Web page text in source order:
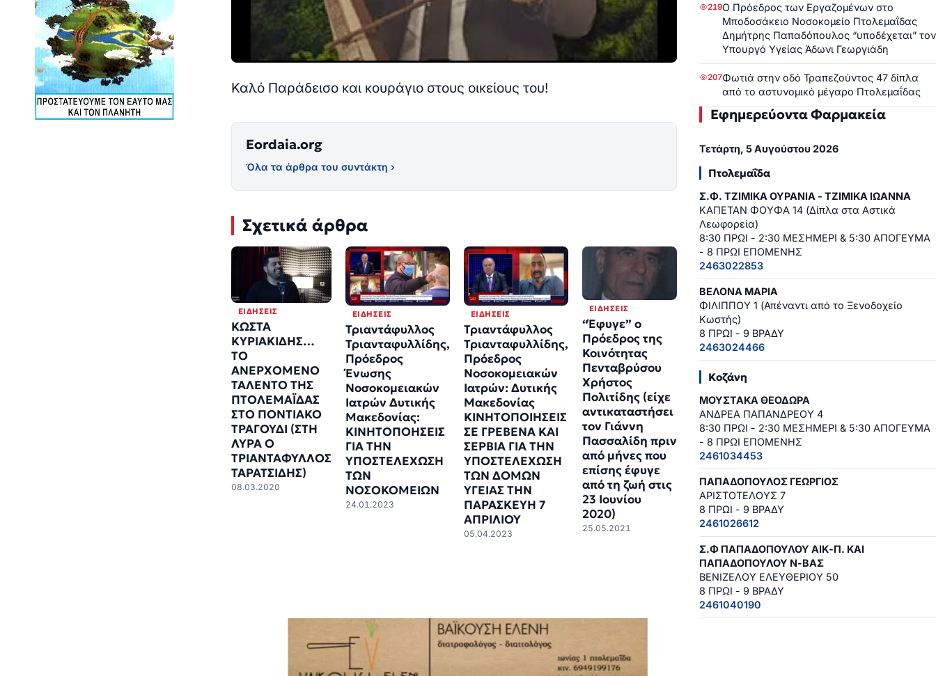
Καλό Παράδεισο και κουράγιο στους οικείους του!
Eordaia.org
Όλα τα άρθρα του συντάκτη ›
Σχετικά άρθρα
ΕΙΔΉΣΕΙΣ
ΚΩΣΤΑ
ΚΥΡΙΑΚΙΔΗΣ…
ΤΟ
ΑΝΕΡΧΟΜΕΝΟ
ΤΑΛΕΝΤΟ ΤΗΣ
ΠΤΟΛΕΜΑΪΔΑΣ
ΣΤΟ ΠΟΝΤΙΑΚΟ
ΤΡΑΓΟΥΔΙ (ΣΤΗ
ΛΥΡΑ Ο
ΤΡΙΑΝΤΑΦΥΛΛΟΣ
ΤΑΡΑΤΣΙΔΗΣ)
08.03.2020
ΕΙΔΉΣΕΙΣ
Τριαντάφυλλος
Τριανταφυλλίδης,
Πρόεδρος
Ένωσης
Νοσοκομειακών
Ιατρών Δυτικής
Μακεδονίας:
ΚΙΝΗΤΟΠΟΗΣΕΙΣ
ΓΙΑ ΤΗΝ
ΥΠΟΣΤΕΛΕΧΩΣΗ
ΤΩΝ
ΝΟΣΟΚΟΜΕΙΩΝ
24.01.2023
ΕΙΔΉΣΕΙΣ
Τριαντάφυλλος
Τριανταφυλλίδης,
Πρόεδρος
Νοσοκομειακών
Ιατρών: Δυτικής
Μακεδονίας
ΚΙΝΗΤΟΠΟΙΗΣΕΙΣ
ΣΕ ΓΡΕΒΕΝΑ ΚΑΙ
ΣΕΡΒΙΑ ΓΙΑ ΤΗΝ
ΥΠΟΣΤΕΛΕΧΩΣΗ
ΤΩΝ ΔΟΜΩΝ
ΥΓΕΙΑΣ ΤΗΝ
ΠΑΡΑΣΚΕΥΗ 7
ΑΠΡΙΛΙΟΥ
05.04.2023
ΕΙΔΉΣΕΙΣ
“Έφυγε” ο
Πρόεδρος της
Κοινότητας
Πενταβρύσου
Χρήστος
Πολιτίδης (είχε
αντικαταστήσει
τον Γιάννη
Πασσαλίδη πριν
από μήνες που
επίσης έφυγε
από τη ζωή στις
23 Ιουνίου
2020)
25.05.2021
219Ο Πρόεδρος των Εργαζομένων στο
Μποδοσάκειο Νοσοκομείο Πτολεμαΐδας
Δημήτρης Παπαδόπουλος “υποδέχεται” τον
Υπουργό Υγείας Άδωνι Γεωργιάδη
207Φωτιά στην οδό Τραπεζούντος 47 δίπλα
από το αστυνομικό μέγαρο Πτολεμαΐδας
Εφημερεύοντα Φαρμακεία
Τετάρτη, 5 Αυγούστου 2026
Πτολεμαΐδα
Σ.Φ. ΤΖΙΜΙΚΑ ΟΥΡΑΝΙΑ - ΤΖΙΜΙΚΑ ΙΩΑΝΝΑ
ΚΑΠΕΤΑΝ ΦΟΥΦΑ 14 (Δίπλα στα Αστικά
Λεωφορεία)
8:30 ΠΡΩΙ - 2:30 ΜΕΣΗΜΕΡΙ & 5:30 ΑΠΟΓΕΥΜΑ
- 8 ΠΡΩΙ ΕΠΟΜΕΝΗΣ
2463022853
ΒΕΛΟΝΑ ΜΑΡΙΑ
ΦΙΛΙΠΠΟΥ 1 (Απέναντι από το Ξενοδοχείο
Κωστής)
8 ΠΡΩΙ - 9 ΒΡΑΔΥ
2463024466
Κοζάνη
ΜΟΥΣΤΑΚΑ ΘΕΟΔΩΡΑ
ΑΝΔΡΕΑ ΠΑΠΑΝΔΡΕΟΥ 4
8:30 ΠΡΩΙ - 2:30 ΜΕΣΗΜΕΡΙ & 5:30 ΑΠΟΓΕΥΜΑ
- 8 ΠΡΩΙ ΕΠΟΜΕΝΗΣ
2461034453
ΠΑΠΑΔΟΠΟΥΛΟΣ ΓΕΩΡΓΙΟΣ
ΑΡΙΣΤΟΤΕΛΟΥΣ 7
8 ΠΡΩΙ - 9 ΒΡΑΔΥ
2461026612
Σ.Φ ΠΑΠΑΔΟΠΟΥΛΟΥ ΑΙΚ-Π. ΚΑΙ
ΠΑΠΑΔΟΠΟΥΛΟΥ Ν-ΒΑΣ
ΒΕΝΙΖΕΛΟΥ ΕΛΕΥΘΕΡΙΟΥ 50
8 ΠΡΩΙ - 9 ΒΡΑΔΥ
2461040190